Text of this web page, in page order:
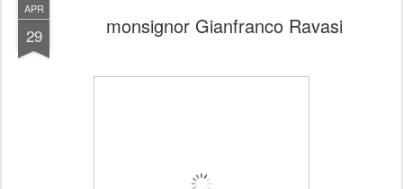
APR
29 monsignor Gianfranco Ravasi